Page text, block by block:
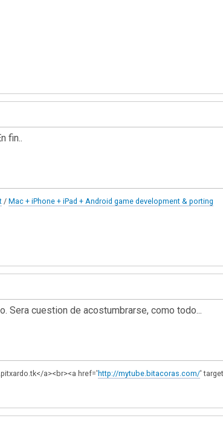
fin..
/ Mac + iPhone + iPad + Android game development & porting
Sera cuestion de acostumbrarse, como todo...
a><br><a href=' http://mytube.bitacoras.com/'